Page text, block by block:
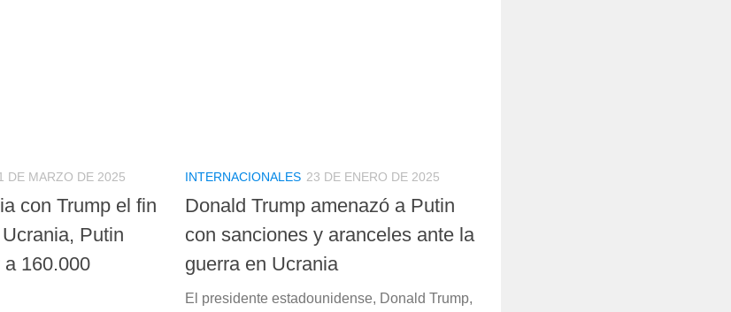
DE MARZO DE 2025
con Trump el fin
Putin
160.000
INTERNACIONALES 23 DE ENERO DE 2025
Donald Trump amenazó a Putin
con sanciones y aranceles ante la
guerra en Ucrania
El presidente estadounidense, Donald Trump,